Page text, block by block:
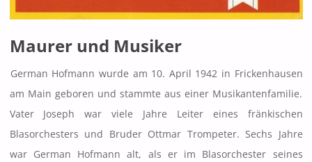
Maurer und Musiker
German Hofmann wurde am 10. April 1942 in Frickenhausen
am Main geboren und stammte aus einer Musikantenfamilie.
Vater Joseph war viele Jahre Leiter eines fränkischen
Blasorchesters und Bruder Ottmar Trompeter. Sechs Jahre
war German Hofmann alt, als er im Blasorchester seines